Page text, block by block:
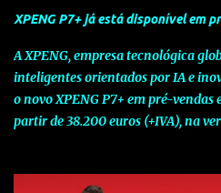
XPENG P7+ já está disponível em
A XPENG, empresa tecnológica
inteligentes orientados por IA e
o novo XPENG P7+ em pré-
partir de 38.200 euros (+IVA), na
num momento decisivo, em que a